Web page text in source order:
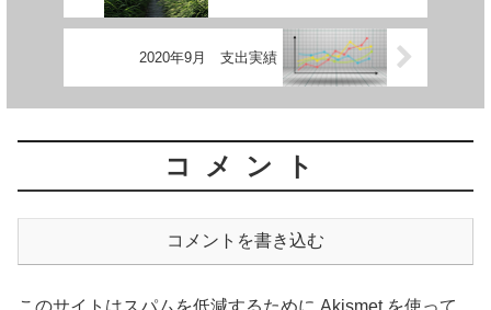
2020年9月 支出実績
コメント
コメントを書き込む
このサイトはスパムを低減するために Akismet を使って